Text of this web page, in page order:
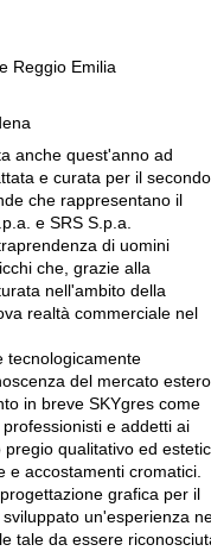
Reggio Emilia
anche quest'anno ad
e curata per il secondo
che rappresentano il
e SRS S.p.a.
di uomini
che, grazie alla
nell'ambito della
realtà commerciale nel
tecnologicamente
del mercato
in breve SKYgres come
e addetti ai
qualitativo ed
e accostamenti cromatici.
grafica per il
un'esperienza
tale da essere